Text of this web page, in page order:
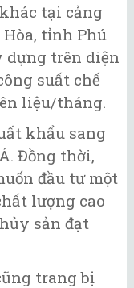
tại cảng
tỉnh Phú
dựng trên diện
suất chế
liệu/tháng.
khẩu sang
Đồng thời,
đầu tư một
lượng cao
sản đạt
trang bị